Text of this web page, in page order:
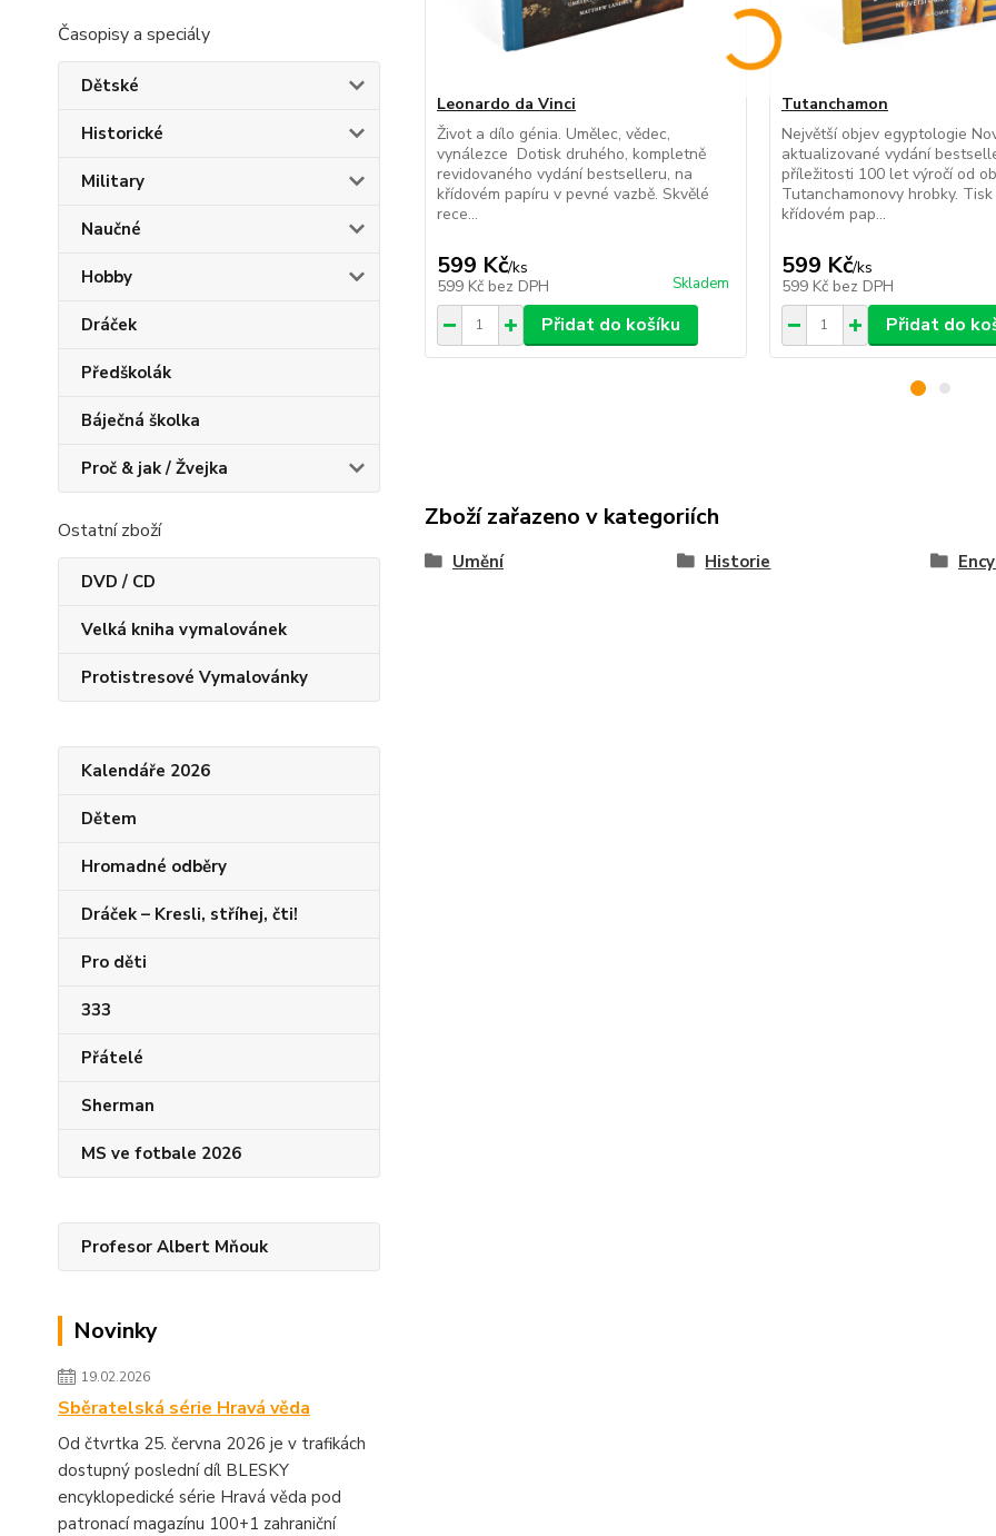
Časopisy a speciály
Dětské
Historické
Military
Naučné
Hobby
Dráček
Předškolák
Báječná školka
Proč & jak / Žvejka
Ostatní zboží
DVD / CD
Velká kniha vymalovánek
Protistresové Vymalovánky
Kalendáře 2026
Dětem
Hromadné odběry
Dráček – Kresli, stříhej, čti!
Pro děti
333
Přátelé
Sherman
MS ve fotbale 2026
Profesor Albert Mňouk
Novinky
19.02.2026
Sběratelská série Hravá věda
Od čtvrtka 25. června 2026 je v trafikách
dostupný poslední díl BLESKY
encyklopedické série Hravá věda pod
patronací magazínu 100+1 zahraniční
Leonardo da Vinci
Život a dílo génia. Umělec, vědec,
vynálezce Dotisk druhého, kompletně
revidovaného vydání bestselleru, na
křídovém papíru v pevné vazbě. Skvělé
rece...
599 Kč/ks
599 Kč bez DPH Skladem
Přidat do košíku
Tutanchamon
Největší objev egyptologie
aktualizované vydání
příležitosti 100 let výročí od
Tutanchamonovy hrobky. Tisk
křídovém pap...
599 Kč/ks
599 Kč bez DPH
Přidat do
Zboží zařazeno v kategoriích
Umění Historie